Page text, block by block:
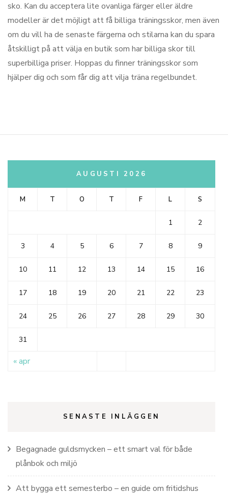
sko. Kan du acceptera lite ovanliga färger eller äldre
modeller är det möjligt att få billiga träningsskor, men även
om du vill ha de senaste färgerna och stilarna kan du spara
åtskilligt på att välja en butik som har billiga skor till
superbilliga priser. Hoppas du finner träningsskor som
hjälper dig och som får dig att vilja träna regelbundet.
AUGUSTI 2026
M T O T F L S
1 2
3 4 5 6 7 8 9
10 11 12 13 14 15 16
17 18 19 20 21 22 23
24 25 26 27 28 29 30
31
« apr
SENASTE INLÄGGEN
Begagnade guldsmycken – ett smart val för både
plånbok och miljö
Att bygga ett semesterbo – en guide om fritidshus